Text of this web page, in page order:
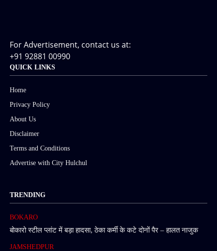
For Advertisement, contact us at:
+91 92881 00990
QUICK LINKS
Home
Privacy Policy
About Us
Disclaimer
Terms and Conditions
Advertise with City Hulchul
TRENDING
BOKARO
बोकारो स्टील प्लांट में बड़ा हादसा, ठेका कर्मी के कटे दोनों पैर – हालत नाजुक
JAMSHEDPUR